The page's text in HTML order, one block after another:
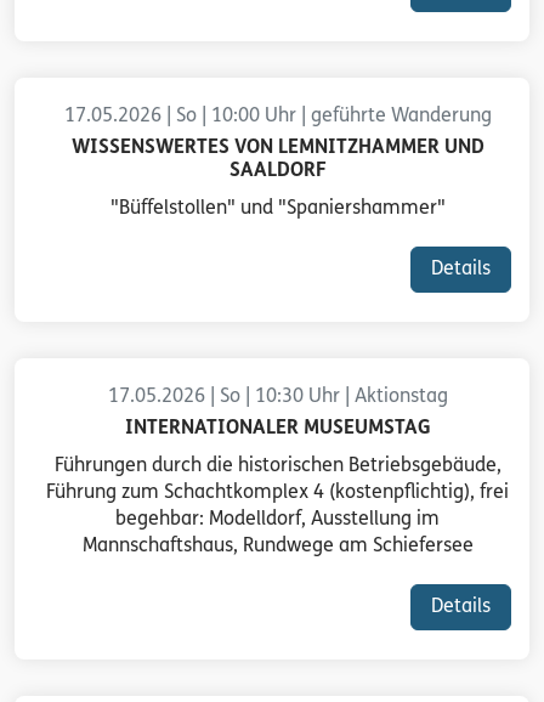
17.05.2026 | So | 10:00 Uhr | geführte Wanderung
WISSENSWERTES VON LEMNITZHAMMER UND
SAALDORF
"Büffelstollen" und "Spaniershammer"
Details
17.05.2026 | So | 10:30 Uhr | Aktionstag
INTERNATIONALER MUSEUMSTAG
Führungen durch die historischen Betriebsgebäude,
Führung zum Schachtkomplex 4 (kostenpflichtig), frei
begehbar: Modelldorf, Ausstellung im
Mannschaftshaus, Rundwege am Schiefersee
Details